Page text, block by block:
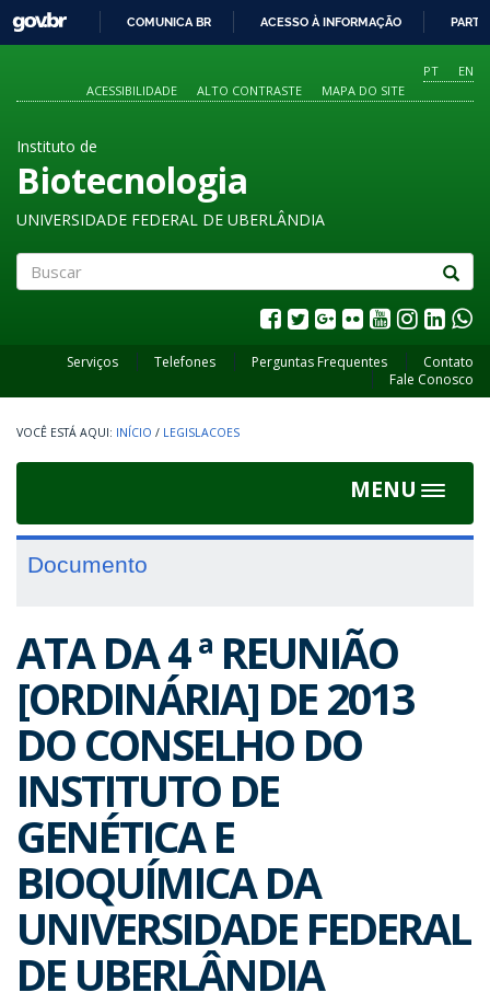
O
CONTEÚDO
GOVBR
COMUNICA BR ACESSO À INFORMAÇÃO
PT
EN
ACESSIBILIDADE
ALTO CONTRASTE MAPA DO SITE
Instituto de
Biotecnologia
UNIVERSIDADE FEDERAL DE UBERLÂNDIA
Serviços Telefones Perguntas Frequentes
Contato
Fale Conosco
INÍCIO / LEGISLACOES
MENU
Toggle
Documento
ATA DA 4 ª REUNIÃO
[ORDINÁRIA] DE 2013
DO CONSELHO DO
INSTITUTO DE
GENÉTICA E
BIOQUÍMICA DA
UNIVERSIDADE FEDERAL
DE UBERLÂNDIA